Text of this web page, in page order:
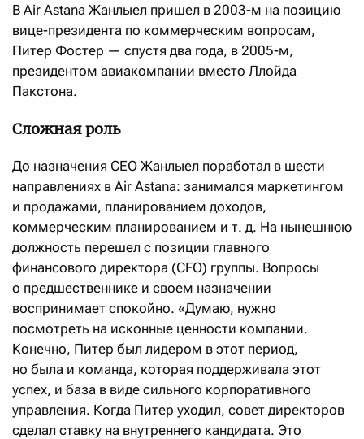
В Air Astana Жанлыел пришел в 2003-м на позицию
вице-президента по коммерческим вопросам,
Питер Фостер — спустя два года, в 2005-м,
президентом авиакомпании вместо Ллойда
Пакстона.
Сложная роль
До назначения CEO Жанлыел поработал в шести
направлениях в Air Astana: занимался маркетингом
и продажами, планированием доходов,
коммерческим планированием и т. д. На нынешнюю
должность перешел с позиции главного
финансового директора (CFO) группы. Вопросы
о предшественнике и своем назначении
воспринимает спокойно. «Думаю, нужно
посмотреть на исконные ценности компании.
Конечно, Питер был лидером в этот период,
но была и команда, которая поддерживала этот
успех, и база в виде сильного корпоративного
управления. Когда Питер уходил, совет директоров
сделал ставку на внутреннего кандидата. Это